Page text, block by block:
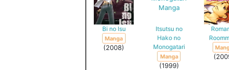
Bi no Isu
Manga
(2008)
Itsutsu no
Hako no
Monogatari
Manga
(1999)